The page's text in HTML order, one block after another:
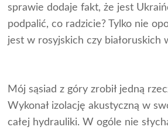
sprawie dodaje fakt, że jest
podpalić, co radzicie? Tylko nie
jest w rosyjskich czy białoruskich
Mój sąsiad z góry zrobił jedną
Wykonał izolację akustyczną w
całej hydrauliki. W ogóle nie